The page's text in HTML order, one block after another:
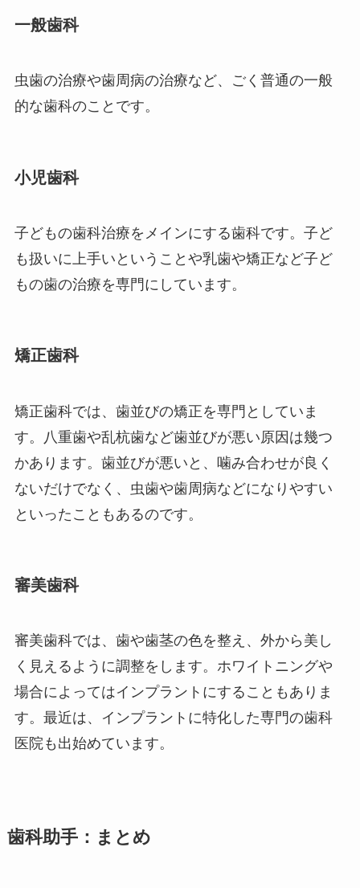
一般歯科
虫歯の治療や歯周病の治療など、ごく普通の一般
的な歯科のことです。
小児歯科
子どもの歯科治療をメインにする歯科です。子ど
も扱いに上手いということや乳歯や矯正など子ど
もの歯の治療を専門にしています。
矯正歯科
矯正歯科では、歯並びの矯正を専門としていま
す。八重歯や乱杭歯など歯並びが悪い原因は幾つ
かあります。歯並びが悪いと、噛み合わせが良く
ないだけでなく、虫歯や歯周病などになりやすい
といったこともあるのです。
審美歯科
審美歯科では、歯や歯茎の色を整え、外から美し
く見えるように調整をします。ホワイトニングや
場合によってはインプラントにすることもありま
す。最近は、インプラントに特化した専門の歯科
医院も出始めています。
歯科助手：まとめ